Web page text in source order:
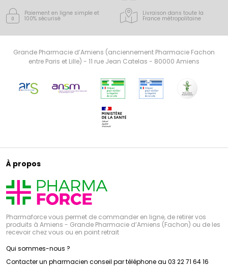
Paiement en ligne simple et
100% sécurisé
Livraison dans toute la
France métropolitaine
Grande Pharmacie d’Amiens (anciennement Pharmacie Fachon
entre Paris et Lille) - 11 rue Jean Catelas - 80000 Amiens
À propos
Pharmaforce vous permet de commander en ligne, de retirer vos
produits à Amiens - Grande Pharmacie d’Amiens (Fachon) ou de les
recevoir chez vous ou en point retrait
Qui sommes-nous ?
Contacter un pharmacien conseil par téléphone au 03 22 71 64 16